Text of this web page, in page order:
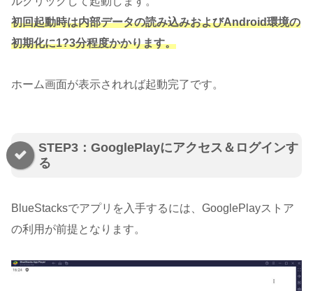
初回起動時は内部データの読み込みおよびAndroid環境の
初期化に1?3分程度かかります。
ホーム画面が表示されれば起動完了です。
STEP3：GooglePlayにアクセス＆ログインす
る
BlueStacksでアプリを入手するには、GooglePlayストア
の利用が前提となります。